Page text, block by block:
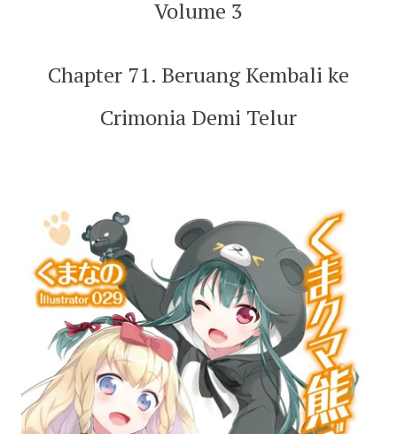
Volume 3
Chapter 71. Beruang Kembali ke
Crimonia Demi Telur